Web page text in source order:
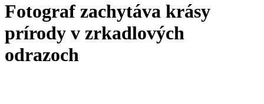
Fotograf zachytáva krásy
prírody v zrkadlových
odrazoch